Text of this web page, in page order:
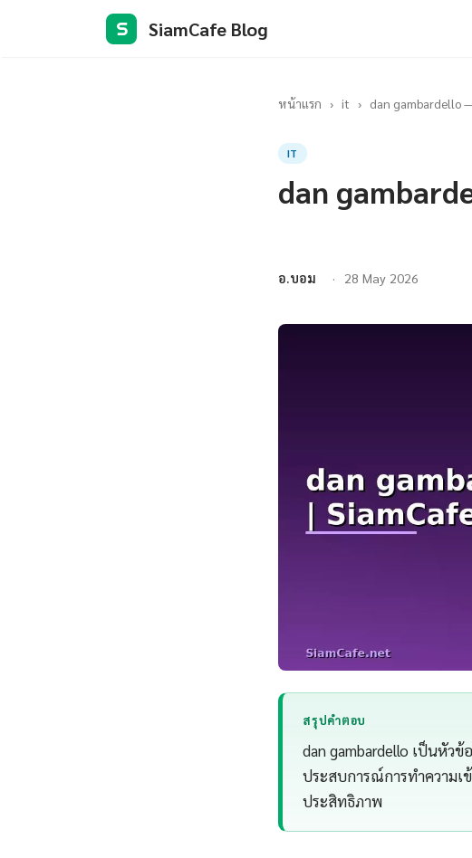
S SiamCafe Blog
หน้าแรก › it › dan gambardello
IT
dan
อ.บอม 28 May 2026
สรุปคำตอบ
dan gambardello เป็นหัว
ประสบการณ์การทำความเ
ประสิทธิภาพ